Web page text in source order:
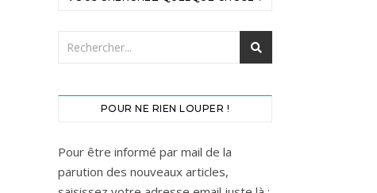
POUR NE RIEN LOUPER !
Pour être informé par mail de la
parution des nouveaux articles,